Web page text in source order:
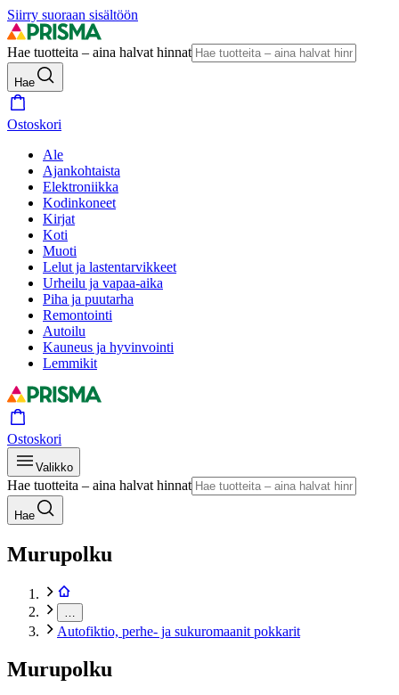
Siirry suoraan sisältöön
Hae tuotteita – aina halvat hinnat
Hae
Ostoskori
Ale
Ajankohtaista
Elektroniikka
Kodinkoneet
Kirjat
Koti
Muoti
Lelut ja lastentarvikkeet
Urheilu ja vapaa-aika
Piha ja puutarha
Remontointi
Autoilu
Kauneus ja hyvinvointi
Lemmikit
Ostoskori
Valikko
Hae tuotteita – aina halvat hinnat
Hae
Murupolku
Autofiktio, perhe- ja sukuromaanit pokkarit
Murupolku